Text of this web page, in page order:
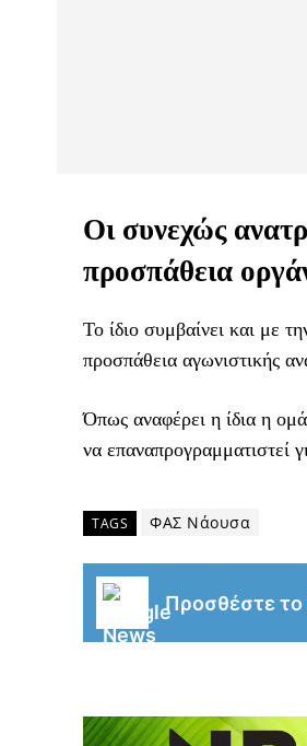
Οι συνεχώς
προσπάθεια
Το ίδιο συμβαίνει και με
προσπάθεια αγωνιστικής
Όπως αναφέρει η ίδια η
να επαναπρογραμματιστεί
TAGS ΦΑΣ Νάουσα
Προσθέστε